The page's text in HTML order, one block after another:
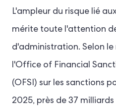
L'ampleur du risque lié
mérite toute l'attention
d'administration. Selon
l'Office of Financial
(OFSI) sur les sanctions
2025, près de 37